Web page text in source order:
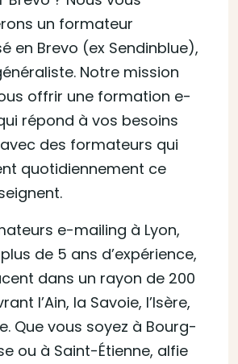
un formateur
en Brevo (ex Sendinblue),
Notre mission
offrir une formation e-
répond à vos besoins
des formateurs qui
quotidiennement ce
e-mailing à Lyon,
de 5 ans d’expérience,
dans un rayon de 200
l’Ain, la Savoie, l’Isère,
Que vous soyez à Bourg-
ou à Saint-Étienne, alfie